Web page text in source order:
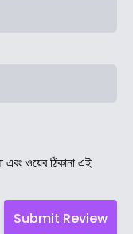
এবং ওয়েব ঠিকানা এই